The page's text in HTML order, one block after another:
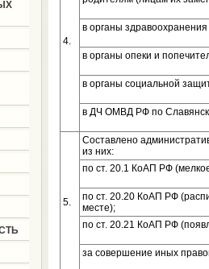
4.
в органы здравоохранения
в органы опеки и
в органы социальной
в ДЧ ОМВД РФ по
5.
Составлено
из них:
по ст. 20.1 КоАП РФ
по ст. 20.20 КоАП РФ
месте);
по ст. 20.21 КоАП РФ
за совершение иных